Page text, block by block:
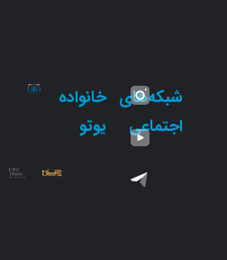
شبکه‌های خانواده
یوتو